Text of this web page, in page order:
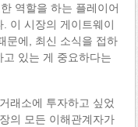
역할을 하는 플레이어
이 시장의 게이트웨이
문에, 최신 소식을 접하
있는 게 중요하다는
래소에 투자하고 싶었
의 모든 이해관계자가